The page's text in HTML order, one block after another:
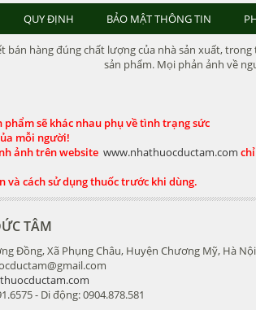
QUY ĐỊNH BẢO MẬT THÔNG TIN
bán hàng đúng chất lượng của nhà sản xuất,
sản phẩm. Mọi phản ảnh về
phẩm sẽ khác nhau phụ về tình trạng sức
mỗi người!
ảnh trên website www.nhathuocductam.com
và cách sử dụng thuốc trước khi dùng.
TÂM
Đồng, Xã Phụng Châu, Huyện Chương Mỹ, Hà
- Di động: 0904.878.581